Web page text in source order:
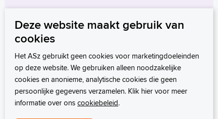
Verwijzers
Wetenschappelijk onderzoek
Deze website maakt gebruik van
cookies
Het ASz gebruikt geen cookies voor marketingdoeleinden
op deze website. We gebruiken alleen noodzakelijke
cookies en anonieme, analytische cookies die geen
persoonlijke gegevens verzamelen. Klik hier voor meer
informatie over onscookiebeleid.